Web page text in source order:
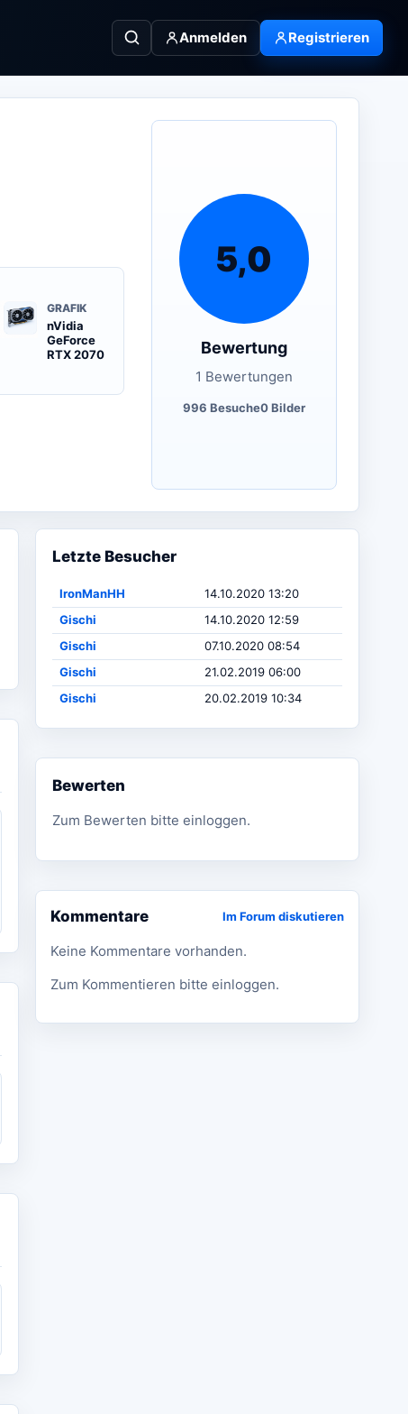
Anmelden Registrieren
GRAFIK
nVidia
GeForce
RTX 2070
5,0
Bewertung
1 Bewertungen
996 Besuche0 Bilder
Letzte Besucher
IronManHH
14.10.2020 13:20
Gischi
14.10.2020 12:59
Gischi
07.10.2020 08:54
Gischi
21.02.2019 06:00
Gischi
20.02.2019 10:34
Bewerten
Zum Bewerten bitte einloggen.
Kommentare Im Forum diskutieren
Keine Kommentare vorhanden.
Zum Kommentieren bitte einloggen.